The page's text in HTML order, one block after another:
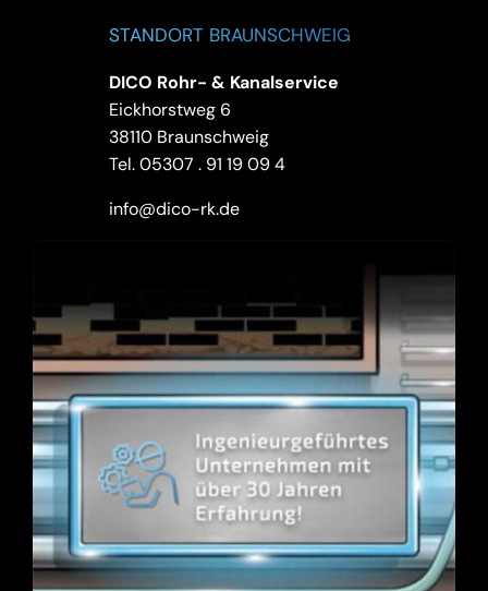
STANDORT BRAUNSCHWEIG
DICO Rohr- & Kanalservice
Eickhorstweg 6
38110 Braunschweig
Tel.05307 . 91 19 09 4
info@dico-rk.de